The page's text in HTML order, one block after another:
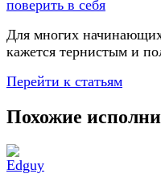
Для многих
кажется тернистым и
Перейти к статьям
Похожие